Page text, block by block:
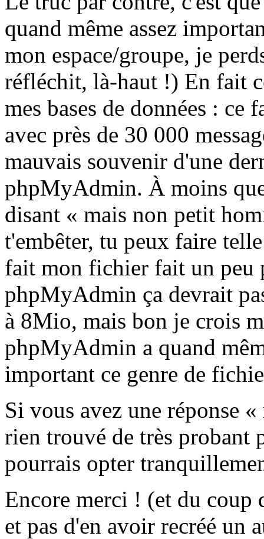
quand même assez
mon espace/groupe, je
réfléchit, là-haut !) En fait
mes bases de données :
avec près de 30 000
mauvais souvenir d'une
phpMyAdmin. À moins
disant « mais non petit
t'embêter, tu peux faire
fait mon fichier fait un peu
phpMyAdmin ça devrait
à 8Mio, mais bon je crois
phpMyAdmin a quand
important ce genre de
Si vous avez une réponse
rien trouvé de très probant
pourrais opter
Encore merci ! (et du coup
et pas d'en avoir recréé un